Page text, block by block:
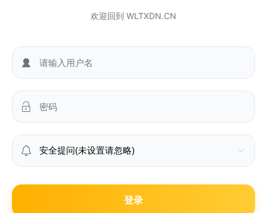
欢迎回到 WLTXDN.CN



登录